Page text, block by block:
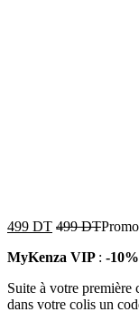
499 DT 499DT
MyKenza VIP : -
Suite à votre première
dans votre colis un